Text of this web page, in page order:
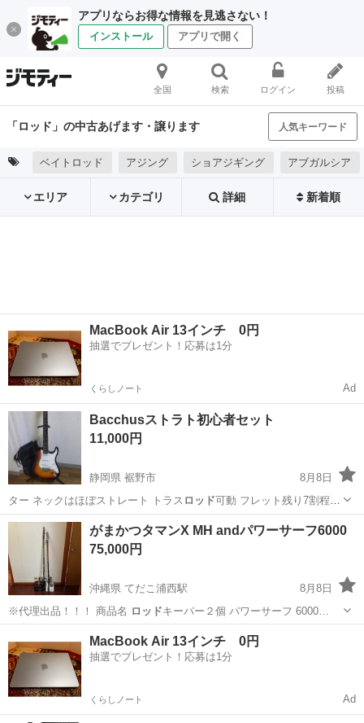
アプリならお得な情報を見逃さない！
インストール アプリで開く
全国 検索 ログイン 投稿
「ロッド」の中古あげます・譲ります 人気キーワード
ベイトロッド アジング ショアジギング アブガルシア
エリア カテゴリ 詳細 新着順
MacBook Air 13インチ 0円
抽選でプレゼント！応募は1分
くらしノート Ad
Bacchusストラト初心者セット
11,000円
静岡県 裾野市
8月8日
ター ネックはほぼストレート トラス ロッド可動 フレット残り7割程度
22フレ…
静岡 裾野市 弦楽器、ギター
がまかつタマンX MH andパワーサーフ6000
75,000円
沖縄県 てだこ浦西駅
8月8日
※代理出品！！！ 商品名 ロッド キーパー２個 パワーサーフ 6000…
その他
MacBook Air 13インチ 0円
抽選でプレゼント！応募は1分
くらしノート Ad